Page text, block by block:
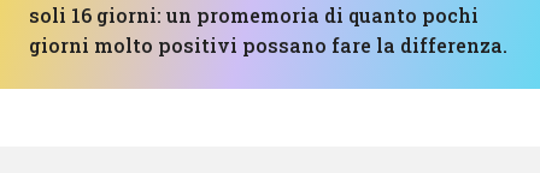
soli 16 giorni: un promemoria di quanto pochi
giorni molto positivi possano fare la differenza.